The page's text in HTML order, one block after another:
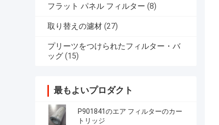
フラット パネル フィルター (8)
取り替えの濾材 (27)
プリーツをつけられたフィルター・バ
ッグ (15)
最もよいプロダクト
P901841のエア フィルターのカー
トリッジ